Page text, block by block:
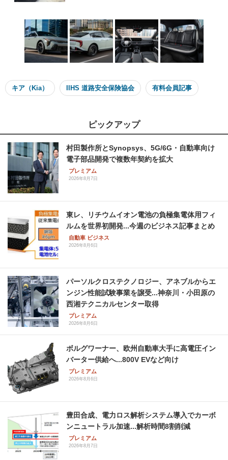
キア（Kia） IIHS 道路安全保険協会 有料会員記事
ピックアップ
村田製作所とSynopsys、5G/6G・自動車向け
電子部品開発で複数年契約を拡大
プレミアム
2026年8月7日
東レ、リチウムイオン電池の負極集電体用フィ
ルムを世界初開発...今週のビジネス記事まとめ
自動車 ビジネス
2026年8月6日
パーソルクロステクノロジー、アネブルからエ
ンジン性能試験事業を譲受...神奈川・小田原の
西湘テクニカルセンター取得
プレミアム
2026年8月6日
ボルグワーナー、欧州自動車大手に高電圧イン
バーター供給へ...800V EVなど向け
プレミアム
2026年8月6日
豊田合成、電力ロス解析システム導入でカーボ
ンニュートラル加速...解析時間8割削減
プレミアム
2026年8月7日